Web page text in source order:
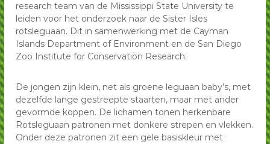
research team van de Mississippi State University te
leiden voor het onderzoek naar de Sister Isles
rotsleguaan. Dit in samenwerking met de Cayman
Islands Department of Environment en de San Diego
Zoo Institute for Conservation Research.
De jongen zijn klein, net als groene leguaan baby’s, met
dezelfde lange gestreepte staarten, maar met ander
gevormde koppen. De lichamen tonen herkenbare
Rotsleguaan patronen met donkere strepen en vlekken.
Onder deze patronen zit een gele basiskleur met